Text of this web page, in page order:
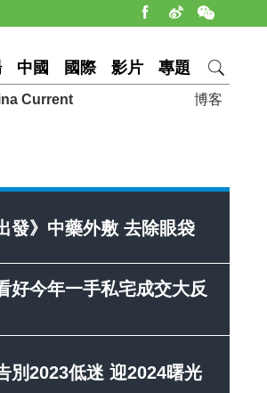
中國 國際 影片 專題
博客
Current
發》中藥外敷 去除眼袋
好今年一手私宅成交大反
別2023低迷 迎2024曙光